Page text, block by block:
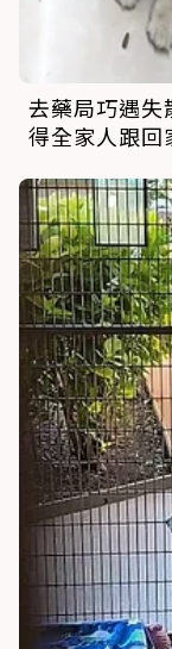
去藥局巧遇失
得全家人跟回